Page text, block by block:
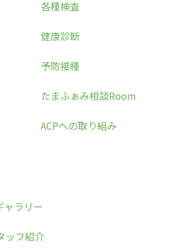
各種検査
健康診断
予防接種
たまふぁみ相談Room
ACPへの取り組み
ラリー
ッフ紹介